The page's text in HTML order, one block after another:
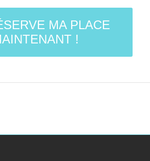
MA PLACE
!